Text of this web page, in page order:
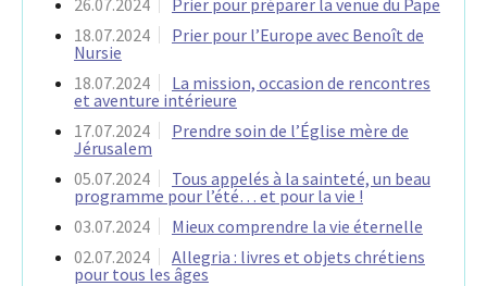
18.07.2024
Prier pour l’Europe avec Benoît de
Nursie
18.07.2024
La mission, occasion de rencontres
et aventure intérieure
17.07.2024
Prendre soin de l’Église mère de
Jérusalem
05.07.2024
Tous appelés à la sainteté, un beau
programme pour l’été… et pour la vie !
03.07.2024
Mieux comprendre la vie éternelle
02.07.2024
Allegria : livres et objets chrétiens
pour tous les âges